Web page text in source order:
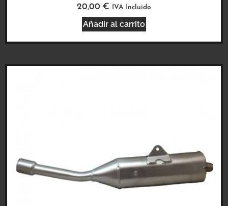
20,00 € IVA Incluido
Añadir al carrito